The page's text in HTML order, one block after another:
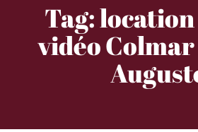
Tag:
vidéo Colmar